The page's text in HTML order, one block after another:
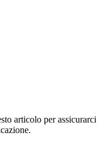
articolo per assicurarci